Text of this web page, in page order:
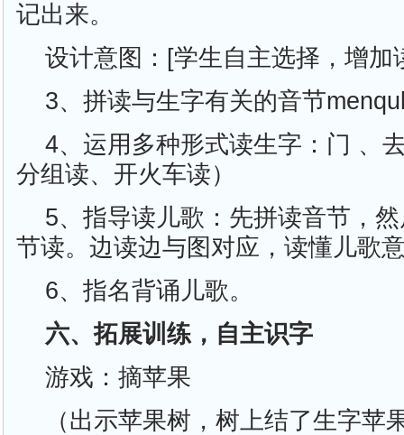
记出来。
设计意图：[学生自主选择，增加
3、拼读与生字有关的音节
4、运用多种形式读生字：门 、
分组读、开火车读）
5、指导读儿歌：先拼读音节，
节读。边读边与图对应，读懂儿歌
6、指名背诵儿歌。
六、拓展训练，自主识字
游戏：摘苹果
（出示苹果树，树上结了生字苹